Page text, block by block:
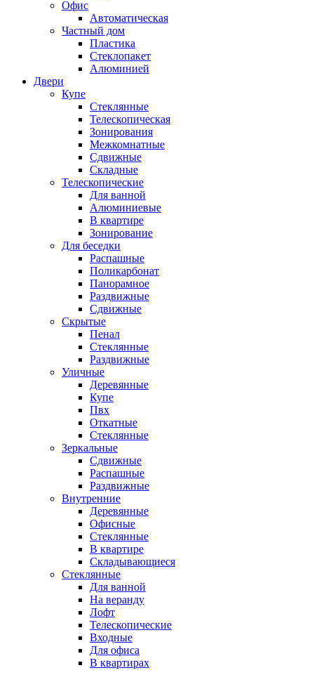
Офис
Автоматическая
Частный дом
Пластика
Стеклопакет
Алюминией
Двери
Купе
Стеклянные
Телескопическая
Зонирования
Межкомнатные
Сдвижные
Складные
Телескопические
Для ванной
Алюминиевые
В квартире
Зонирование
Для беседки
Распашные
Поликарбонат
Панорамное
Раздвижные
Сдвижные
Скрытые
Пенал
Стеклянные
Раздвижные
Уличные
Деревянные
Купе
Пвх
Откатные
Стеклянные
Зеркальные
Сдвижные
Распашные
Раздвижные
Внутренние
Деревянные
Офисные
Стеклянные
В квартире
Складывающиеся
Стеклянные
Для ванной
На веранду
Лофт
Телескопические
Входные
Для офиса
В квартирах